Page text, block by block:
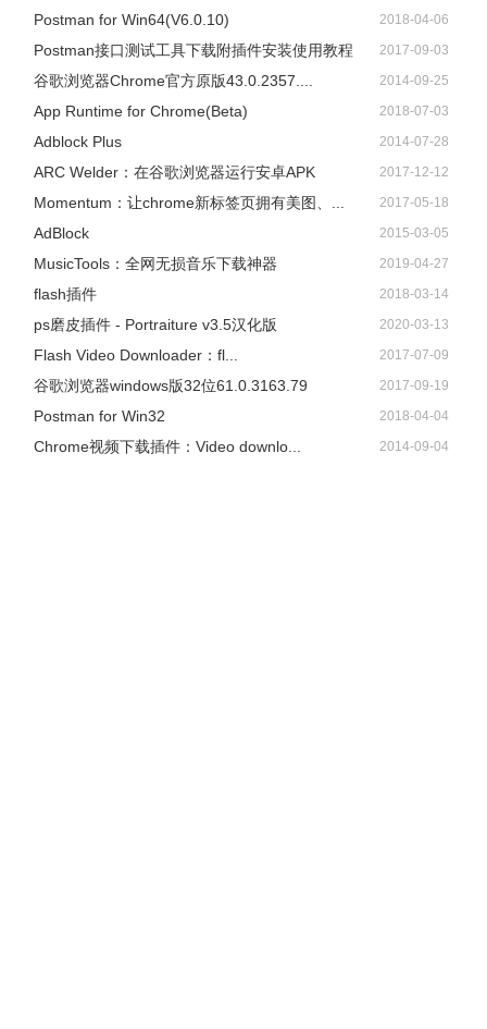
Postman for Win64(V6.0.10) 2018-04-06
Postman接口测试工具下载附插件安装使用教程 2017-09-03
谷歌浏览器Chrome官方原版43.0.2357.... 2014-09-25
App Runtime for Chrome(Beta) 2018-07-03
Adblock Plus 2014-07-28
ARC Welder：在谷歌浏览器运行安卓APK 2017-12-12
Momentum：让chrome新标签页拥有美图、... 2017-05-18
AdBlock 2015-03-05
​MusicTools：全网无损音乐下载神器 2019-04-27
flash插件 2018-03-14
ps磨皮插件 - Portraiture v3.5汉化版 2020-03-13
Flash Video Downloader：fl... 2017-07-09
谷歌浏览器windows版32位61.0.3163.79 2017-09-19
Postman for Win32 2018-04-04
Chrome视频下载插件：Video downlo... 2014-09-04